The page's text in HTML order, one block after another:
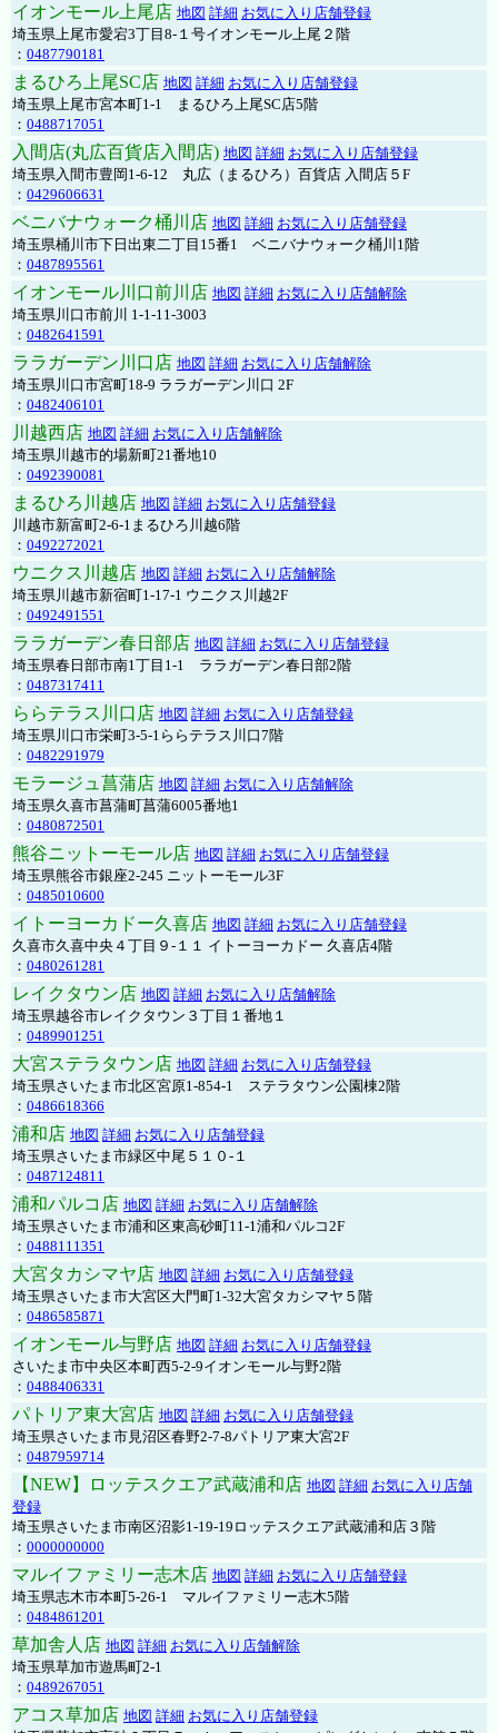
イオンモール上尾店 地図 詳細 お気に入り店舗登録
埼玉県上尾市愛宕3丁目8-１号イオンモール上尾２階
： 0487790181
まるひろ上尾SC店 地図 詳細 お気に入り店舗登録
埼玉県上尾市宮本町1-1 まるひろ上尾SC店5階
： 0488717051
入間店(丸広百貨店入間店) 地図 詳細 お気に入り店舗登録
埼玉県入間市豊岡1-6-12 丸広（まるひろ）百貨店 入間店５F
： 0429606631
ベニバナウォーク桶川店 地図 詳細 お気に入り店舗登録
埼玉県桶川市下日出東二丁目15番1 ベニバナウォーク桶川1階
： 0487895561
イオンモール川口前川店 地図 詳細 お気に入り店舗解除
埼玉県川口市前川 1-1-11-3003
： 0482641591
ララガーデン川口店 地図 詳細 お気に入り店舗解除
埼玉県川口市宮町18-9 ララガーデン川口 2F
： 0482406101
川越西店 地図 詳細 お気に入り店舗解除
埼玉県川越市的場新町21番地10
： 0492390081
まるひろ川越店 地図 詳細 お気に入り店舗登録
川越市新富町2-6-1まるひろ川越6階
： 0492272021
ウニクス川越店 地図 詳細 お気に入り店舗解除
埼玉県川越市新宿町1-17-1 ウニクス川越2F
： 0492491551
ララガーデン春日部店 地図 詳細 お気に入り店舗登録
埼玉県春日部市南1丁目1-1 ララガーデン春日部2階
： 0487317411
ららテラス川口店 地図 詳細 お気に入り店舗登録
埼玉県川口市栄町3-5-1ららテラス川口7階
： 0482291979
モラージュ菖蒲店 地図 詳細 お気に入り店舗解除
埼玉県久喜市菖蒲町菖蒲6005番地1
： 0480872501
熊谷ニットーモール店 地図 詳細 お気に入り店舗登録
埼玉県熊谷市銀座2-245 ニットーモール3F
： 0485010600
イトーヨーカドー久喜店 地図 詳細 お気に入り店舗登録
久喜市久喜中央４丁目９-１１ イトーヨーカドー 久喜店4階
： 0480261281
レイクタウン店 地図 詳細 お気に入り店舗解除
埼玉県越谷市レイクタウン３丁目１番地１
： 0489901251
大宮ステラタウン店 地図 詳細 お気に入り店舗登録
埼玉県さいたま市北区宮原1-854-1 ステラタウン公園棟2階
： 0486618366
浦和店 地図 詳細 お気に入り店舗登録
埼玉県さいたま市緑区中尾５１０-１
： 0487124811
浦和パルコ店 地図 詳細 お気に入り店舗解除
埼玉県さいたま市浦和区東高砂町11-1浦和パルコ2F
： 0488111351
大宮タカシマヤ店 地図 詳細 お気に入り店舗登録
埼玉県さいたま市大宮区大門町1-32大宮タカシマヤ５階
： 0486585871
イオンモール与野店 地図 詳細 お気に入り店舗登録
さいたま市中央区本町西5-2-9イオンモール与野2階
： 0488406331
パトリア東大宮店 地図 詳細 お気に入り店舗登録
埼玉県さいたま市見沼区春野2-7-8パトリア東大宮2F
： 0487959714
【NEW】ロッテスクエア武蔵浦和店 地図 詳細 お気に入り店舗
登録
埼玉県さいたま市南区沼影1-19-19ロッテスクエア武蔵浦和店３階
： 0000000000
マルイファミリー志木店 地図 詳細 お気に入り店舗登録
埼玉県志木市本町5-26-1 マルイファミリー志木5階
： 0484861201
草加舎人店 地図 詳細 お気に入り店舗解除
埼玉県草加市遊馬町2-1
： 0489267051
アコス草加店 地図 詳細 お気に入り店舗登録